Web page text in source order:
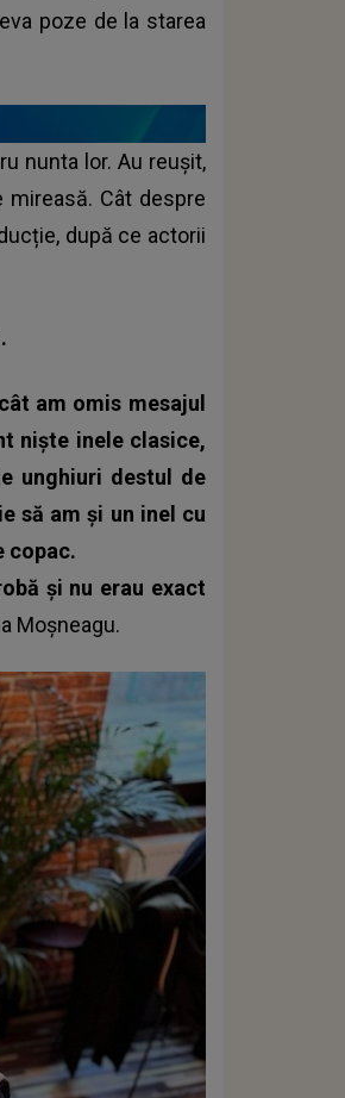
poze de la starea
nunta lor. Au reușit,
Cât despre
după ce actorii
am omis mesajul
niște inele clasice,
unghiuri destul de
să am și un inel cu
copac.
și nu erau exact
Moșneagu.